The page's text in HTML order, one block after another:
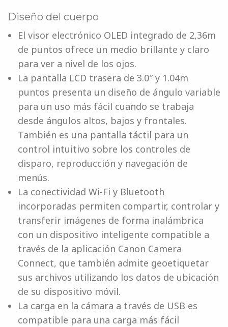
Diseño del cuerpo
El visor electrónico OLED integrado de 2,36m
de puntos ofrece un medio brillante y claro
para ver a nivel de los ojos.
La pantalla LCD trasera de 3.0″ y 1.04m
puntos presenta un diseño de ángulo variable
para un uso más fácil cuando se trabaja
desde ángulos altos, bajos y frontales.
También es una pantalla táctil para un
control intuitivo sobre los controles de
disparo, reproducción y navegación de
menús.
La conectividad Wi-Fi y Bluetooth
incorporadas permiten compartir, controlar y
transferir imágenes de forma inalámbrica
con un dispositivo inteligente compatible a
través de la aplicación Canon Camera
Connect, que también admite geoetiquetar
sus archivos utilizando los datos de ubicación
de su dispositivo móvil.
La carga en la cámara a través de USB es
compatible para una carga más fácil